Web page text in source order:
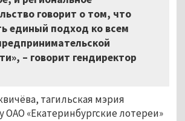
говорит о том, что
единый подход ко всем
– говорит гендиректор
тагильская мэрия
ОАО «Екатеринбургские лотереи»